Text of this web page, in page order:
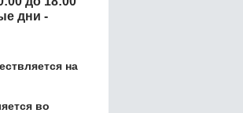
дни -
на
во